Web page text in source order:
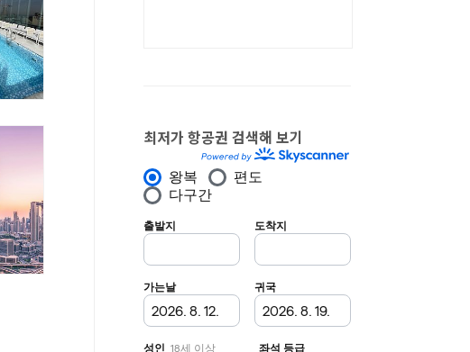
최저가 항공권 검색해 보기